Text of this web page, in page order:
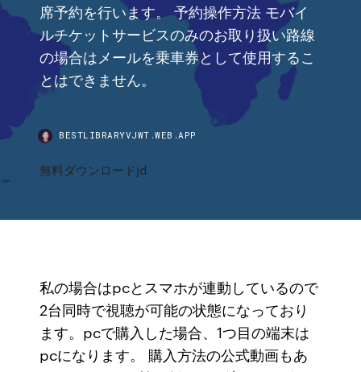
席予約を行います。 予約操作方法 モバイ
ルチケットサービスのみのお取り扱い路線
の場合はメールを乗車券として使用するこ
とはできません。
BESTLIBRARYVJWT.WEB.APP
無料ダウンロードjd
私の場合はpcとスマホが連動しているので
2台同時で視聴が可能の状態になっており
ます。pcで購入した場合、1つ目の端末は
pcになります。 購入方法の公式動画もあ